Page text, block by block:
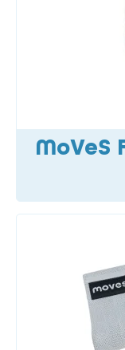
MoVeS